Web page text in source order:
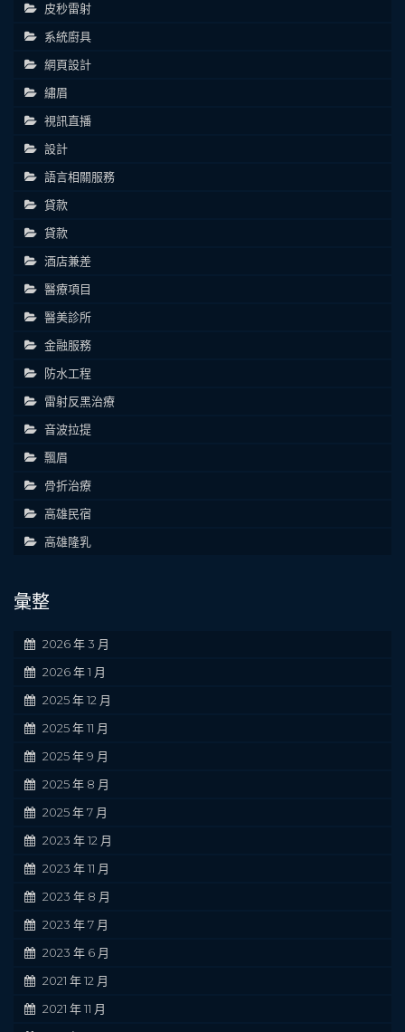
皮秒雷射
系統廚具
網頁設計
繡眉
視訊直播
設計
語言相關服務
貸款
貸款
酒店兼差
醫療項目
醫美診所
金融服務
防水工程
雷射反黑治療
音波拉提
飄眉
骨折治療
高雄民宿
高雄隆乳
彙整
2026 年 3 月
2026 年 1 月
2025 年 12 月
2025 年 11 月
2025 年 9 月
2025 年 8 月
2025 年 7 月
2023 年 12 月
2023 年 11 月
2023 年 8 月
2023 年 7 月
2023 年 6 月
2021 年 12 月
2021 年 11 月